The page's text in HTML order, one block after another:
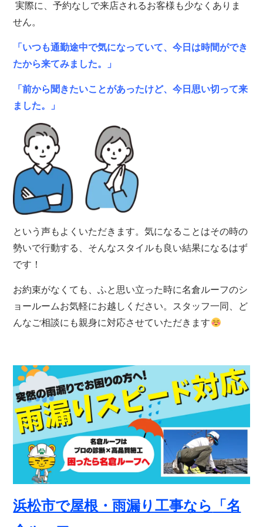
実際に、予約なしで来店されるお客様も少なくありま
せん。
「いつも通勤途中で気になっていて、今日は時間ができ
たから来てみました。」
「前から聞きたいことがあったけど、今日思い切って来
ました。」
という声もよくいただきます。気になることはその時の
勢いで行動する、そんなスタイルも良い結果になるはず
です！
お約束がなくても、ふと思い立った時に名倉ルーフのシ
ョールームお気軽にお越しください。スタッフ一同、ど
んなご相談にも親身に対応させていただきます
浜松市で屋根・雨漏り工事なら
「名